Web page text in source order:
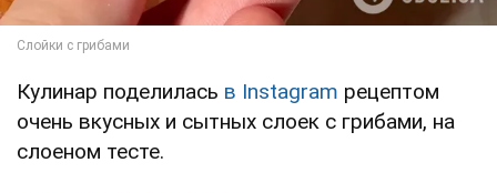
Кулинар поделилась в Instagram рецептом
очень вкусных и сытных слоек с грибами, на
слоеном тесте.